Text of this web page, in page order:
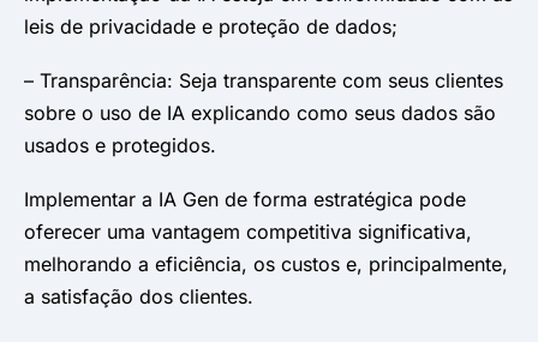
leis de privacidade e proteção de dados;
– Transparência: Seja transparente com seus clientes
sobre o uso de IA explicando como seus dados são
usados e protegidos.
Implementar a IA Gen de forma estratégica pode
oferecer uma vantagem competitiva significativa,
melhorando a eficiência, os custos e, principalmente,
a satisfação dos clientes.